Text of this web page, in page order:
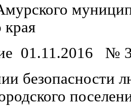
края
01.11.2016 №
безопасности